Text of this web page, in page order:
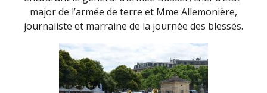
major de l’armée de terre et Mme Allemonière,
journaliste et marraine de la journée des blessés.